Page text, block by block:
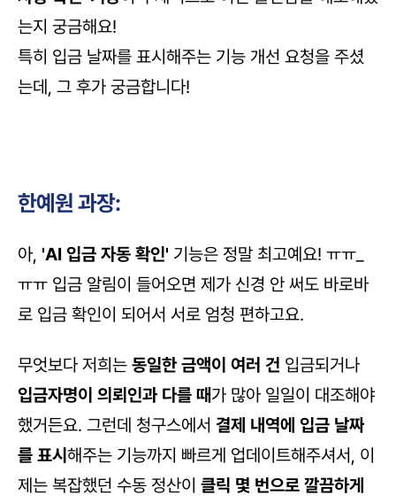
는지 궁금해요!
특히 입금 날짜를 표시해주는 기능 개선 요청을 주셨
는데, 그 후가 궁금합니다!
한예원 과장:
아, 'AI 입금 자동 확인' 기능은 정말 최고예요! ㅠㅠ_
ㅠㅠ 입금 알림이 들어오면 제가 신경 안 써도 바로바
로 입금 확인이 되어서 서로 엄청 편하고요.
무엇보다 저희는 동일한 금액이 여러 건
입금자명이 의뢰인과 다를 때가 많아 일일이 대조해야
했거든요. 그런데 청구스에서 결제 내역에 입금 날짜
를 표시 해주는 기능까지 빠르게 업데이트해주셔서, 이
제는 복잡했던 수동 정산이 클릭 몇 번으로 깔끔하게